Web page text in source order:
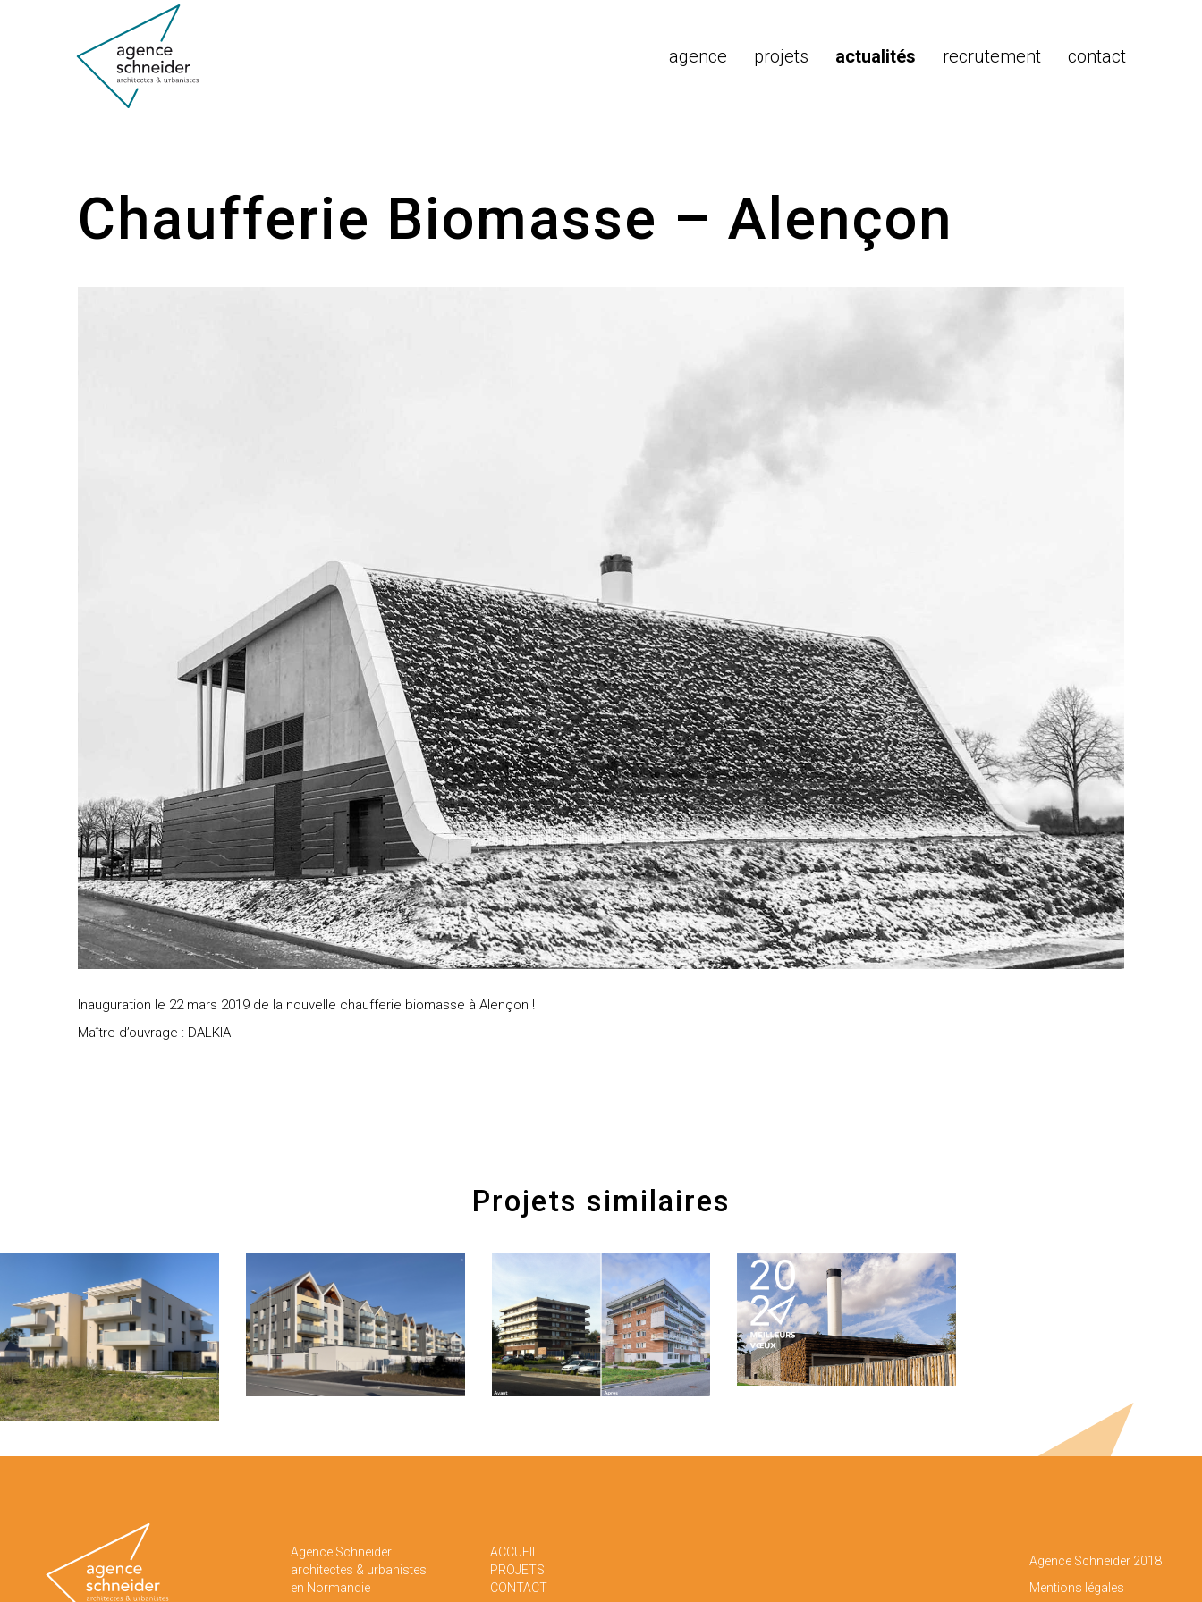
agence projets actualités recrutement contact
Chaufferie Biomasse – Alençon
Inauguration le 22 mars 2019 de la nouvelle chaufferie biomasse à Alençon !
Maître d’ouvrage : DALKIA
Projets similaires
Agence Schneider
architectes & urbanistes
en Normandie
ACCUEIL
PROJETS
CONTACT
Agence Schneider 2018
Mentions légales